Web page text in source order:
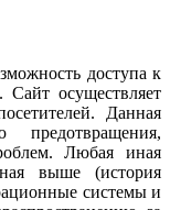
доступа к
Сайт осуществляет
Данная
Любая иная
выше (история
системы и